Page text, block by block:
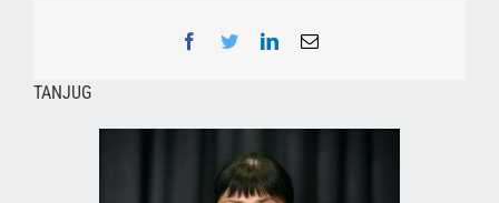
Facebook
TwitterLinkedInEmail
TANJUG